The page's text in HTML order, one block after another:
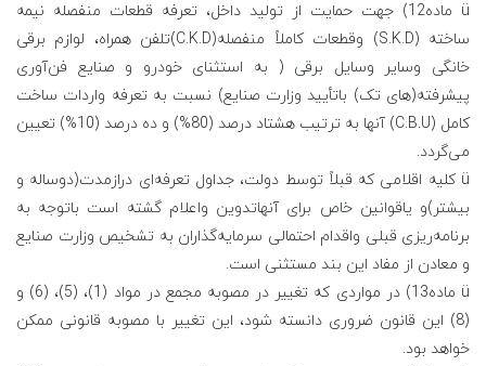
ü ماده12) جهت حمایت از تولید داخل، تعرفه قطعات منفصله نیمه
ساخته (S.K.D) وقطعات کاملاً منفصله(C.K.D)تلفن همراه، لوازم برقی
خانگی وسایر وسایل برقی ( به استثنای خودرو و صنایع فن‌آوری
پیشرفته(‌های تک) باتأیید وزارت صنایع) نسبت به تعرفه واردات ساخت
کامل (C.B.U) آنها به ترتیب هشتاد درصد (80%) و ده درصد (10%) تعیین
می‌گردد.
ü کلیه اقلامی که قبلاً توسط دولت، جداول تعرفه‌ای درازمدت(دوساله و
بیشتر)و یاقوانین خاص برای آنهاتدوین واعلام گشته است باتوجه به
برنامه‌ریزی قبلی واقدام احتمالی سرمایه‌گذاران به تشخیص وزارت صنایع
و معادن از مفاد این بند مستثنی است.
ü ماده13) در مواردی که تغییر در مصوبه مجمع در مواد (1)، (5)، (6) و
(8) این قانون ضروری دانسته شود، این تغییر با مصوبه قانونی ممکن
خواهد بود.